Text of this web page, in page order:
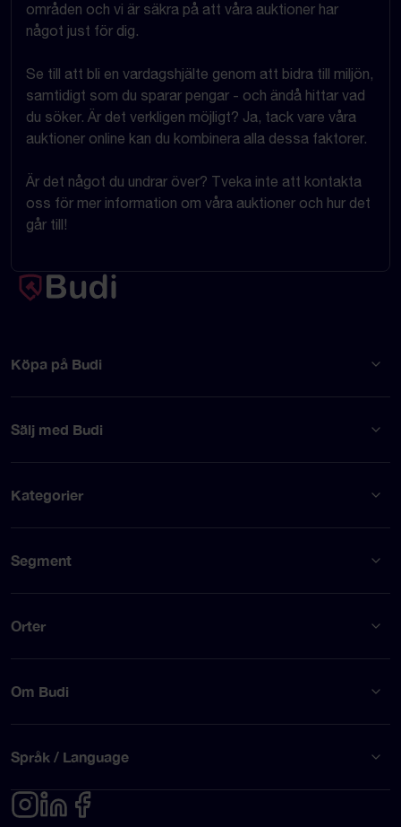
områden och vi är säkra på att våra auktioner har
något just för dig.
Se till att bli en vardagshjälte genom att bidra till miljön,
samtidigt som du sparar pengar - och ändå hittar vad
du söker. Är det verkligen möjligt? Ja, tack vare våra
auktioner online kan du kombinera alla dessa faktorer.
Är det något du undrar över? Tveka inte att kontakta
oss för mer information om våra auktioner och hur det
går till!
Köpa på Budi
Sälj med Budi
Kategorier
Segment
Orter
Om Budi
Språk / Language